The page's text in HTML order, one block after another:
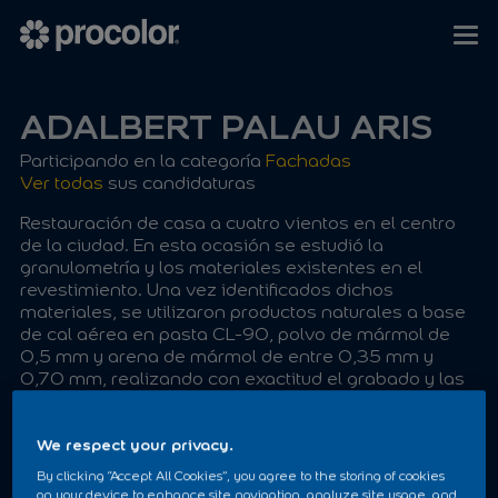
ADALBERT PALAU ARIS
Participando en la categoría Fachadas
Ver todas sus candidaturas
Restauración de casa a cuatro vientos en el centro
de la ciudad. En esta ocasión se estudió la
granulometría y los materiales existentes en el
revestimiento. Una vez identificados dichos
materiales, se utilizaron productos naturales a base
de cal aérea en pasta CL-90, polvo de mármol de
0,5 mm y arena de mármol de entre 0,35 mm y
0,70 mm, realizando con exactitud el grabado y las
zonas deterioradas y el grapado de grietas con
varillas inoxidables integradas en el revestimiento —
para minimizar el impacto estético en el conjunto
We respect your privacy.
By clicking “Accept All Cookies”, you agree to the storing of cookies
on your device to enhance site navigation, analyze site usage, and